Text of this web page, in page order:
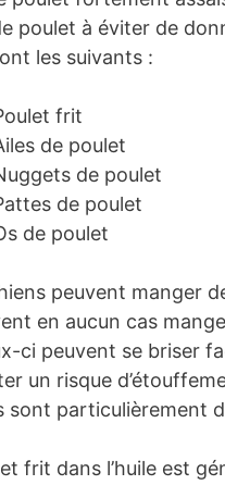
poulet à éviter de
les suivants :
frit
de poulet
de poulet
de poulet
de poulet
peuvent manger
en aucun cas
ci peuvent se briser
un risque
sont particulièrement
frit dans l’huile est